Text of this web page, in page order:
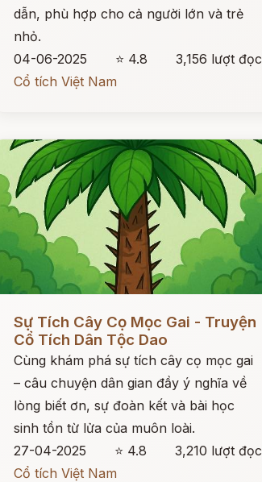
dẫn, phù hợp cho cả người lớn và trẻ
nhỏ.
04-06-2025
⭐ 4.8
3,156 lượt đọc
Cổ tích Việt Nam
Sự Tích Cây Cọ Mọc Gai - Truyện
Cổ Tích Dân Tộc Dao
Cùng khám phá sự tích cây cọ mọc gai
– câu chuyện dân gian đầy ý nghĩa về
lòng biết ơn, sự đoàn kết và bài học
sinh tồn từ lửa của muôn loài.
27-04-2025
⭐ 4.8
3,210 lượt đọc
Cổ tích Việt Nam